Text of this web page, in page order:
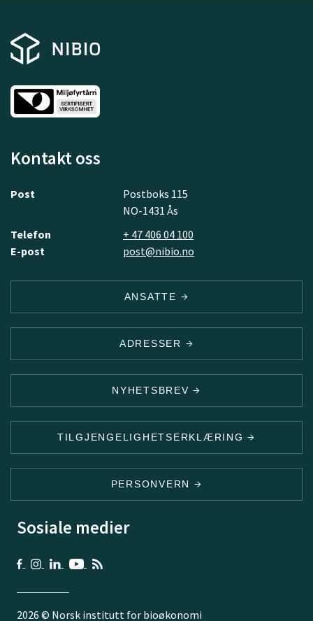
Kontakt oss
Post
Postboks 115
NO-1431 Ås
Telefon
+ 47 406 04 100
E-post
post@nibio.no
ANSATTE
ADRESSER
NYHETSBREV
TILGJENGELIGHETSERKLÆRING
PERSONVERN
Sosiale medier
2026 © Norsk institutt for bioøkonomi